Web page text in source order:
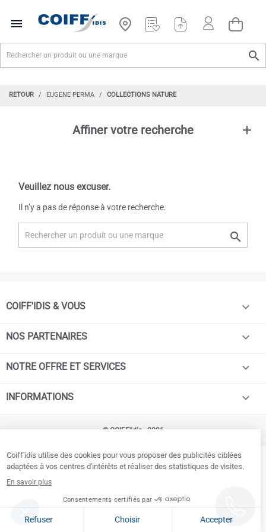


RETOUR EUGENE PERMA COLLECTIONS NATURE
Affiner votre recherche
Veuillez nous excuser.
Il n’y a pas de réponse à votre recherche.

COIFF'IDIS & VOUS 
NOS PARTENAIRES 
NOTRE OFFRE ET SERVICES 
INFORMATIONS 
© COIFF'idis - 2026